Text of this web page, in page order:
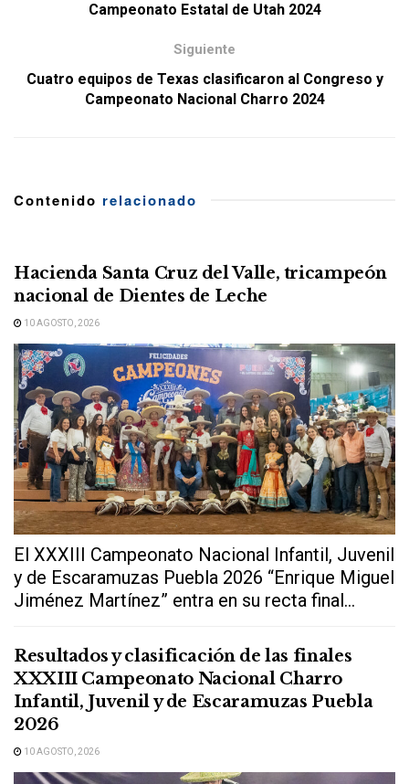
Campeonato Estatal de Utah 2024
Siguiente
Cuatro equipos de Texas clasificaron al Congreso y
Campeonato Nacional Charro 2024
Contenido relacionado
Hacienda Santa Cruz del Valle, tricampeón
nacional de Dientes de Leche
10 AGOSTO, 2026
El XXXIII Campeonato Nacional Infantil, Juvenil
y de Escaramuzas Puebla 2026 “Enrique Miguel
Jiménez Martínez” entra en su recta final...
Resultados y clasificación de las finales
XXXIII Campeonato Nacional Charro
Infantil, Juvenil y de Escaramuzas Puebla
2026
10 AGOSTO, 2026